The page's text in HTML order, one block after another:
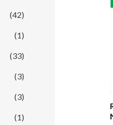
(42)
(1)
(33)
(3)
(3)
(1)